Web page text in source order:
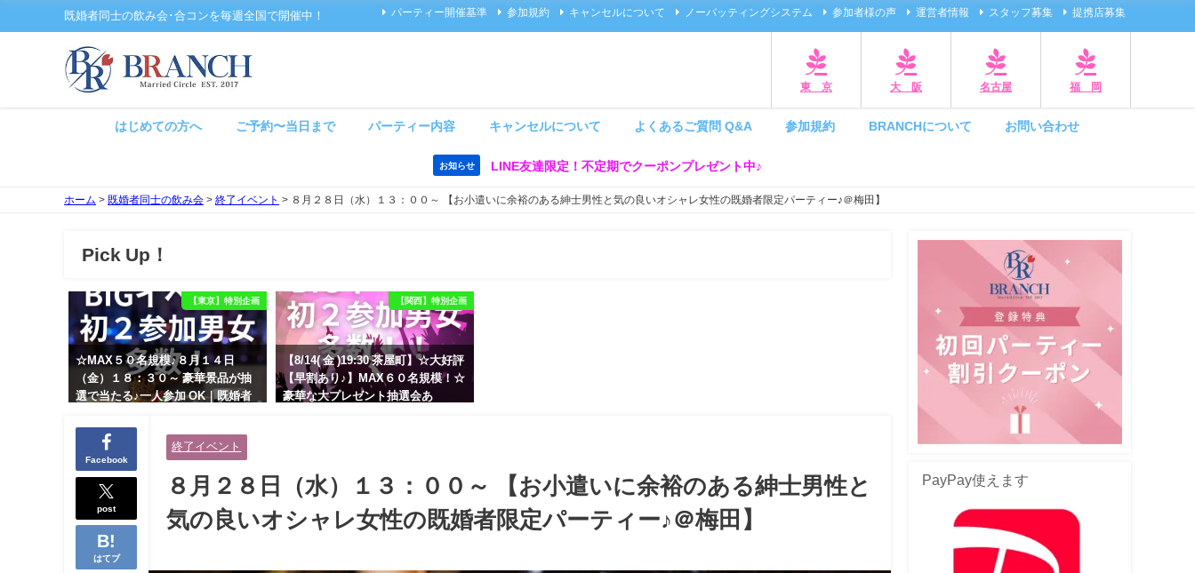
既婚者同士の飲み会･合コンを毎週全国で開催中！ パーティー開催基準 参加規約 キャンセルについて ノーバッティングシステム 参加者様の声 運営者情報 スタッフ募集 提携店募集
東 京 大 阪 名古屋 福 岡
はじめての方へ ご予約〜当日まで パーティー内容 キャンセルについて よくあるご質問 Q&A 参加規約 BRANCHについて お問い合わせ
お知らせ LINE友達限定！不定期でクーポンプレゼント中♪
ホーム > 既婚者同士の飲み会 > 終了イベント > ８月２８日（水）１３：００～ 【お小遣いに余裕のある紳士男性と気の良いオシャレ女性の既婚者限定パーティー♪＠梅田】
Pick Up！
【東京】特別企画
☆MAX５０名規模♪８月１４日
（金）１８：３０～ 豪華景品が抽
選で当たる♪一人参加 OK｜既婚者
余裕のある健康的なオシャレ男性
と美容好きで優しさのある大人女
性の既婚者限定ビッグパーティー♪
＠池袋】
【関西】特別企画
【8/14( 金 )19:30 茶屋町】☆大好評
【早割あり♪】MAX６０名規模！☆
豪華な大プレゼント抽選会あ
Facebook
post
はてブ
終了イベント
８月２８日（水）１３：００～ 【お小遣いに余裕のある紳士男性と
気の良いオシャレ女性の既婚者限定パーティー♪＠梅田】
PayPay使えます